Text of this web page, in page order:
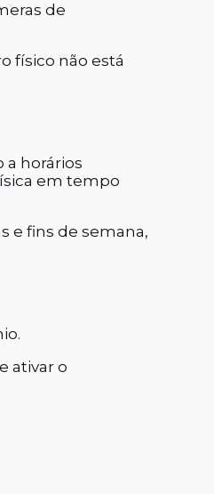
de
físico não está
horários
em tempo
e fins de semana,
ativar o